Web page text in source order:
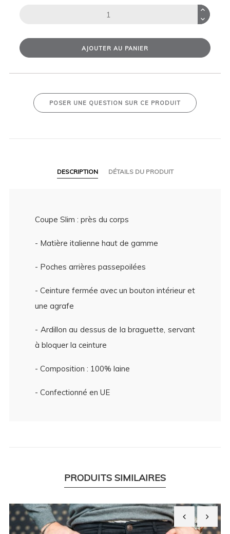
AJOUTER AU PANIER
POSER UNE QUESTION SUR CE PRODUIT
DESCRIPTION DÉTAILS DU PRODUIT
Coupe Slim : près du corps
- Matière italienne haut de gamme
- Poches arrières passepoilées
- Ceinture fermée avec un bouton intérieur et
une agrafe
- Ardillon au dessus de la braguette, servant
à bloquer la ceinture
- Composition : 100% laine
- Confectionné en UE
PRODUITS SIMILAIRES